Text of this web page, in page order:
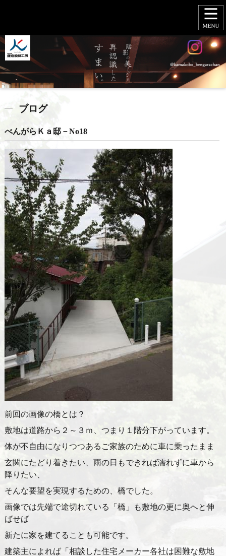
ブログ
べんがらＫａ邸－No18
前回の画像の橋とは？
敷地は道路から２～３ｍ、つまり１階分下がっています。
体が不自由になりつつあるご家族のために車に乗ったまま
玄関にたどり着きたい、雨の日もできれば濡れずに車から
降りたい、
そんな要望を実現するための、橋でした。
画像では先端で途切れている「橋」も敷地の更に奥へと伸
ばせば
新たに家を建てることも可能です。
建築主によれば「相談した住宅メーカー各社は困難な敷地